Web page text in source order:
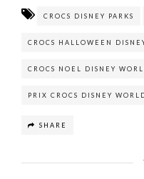
CROCS DISNEY PARKS
CROCS HALLOWEEN
CROCS NOEL DISNEY
PRIX CROCS DISNEY
SHARE